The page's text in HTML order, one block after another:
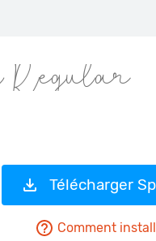
Télécharger
Comment